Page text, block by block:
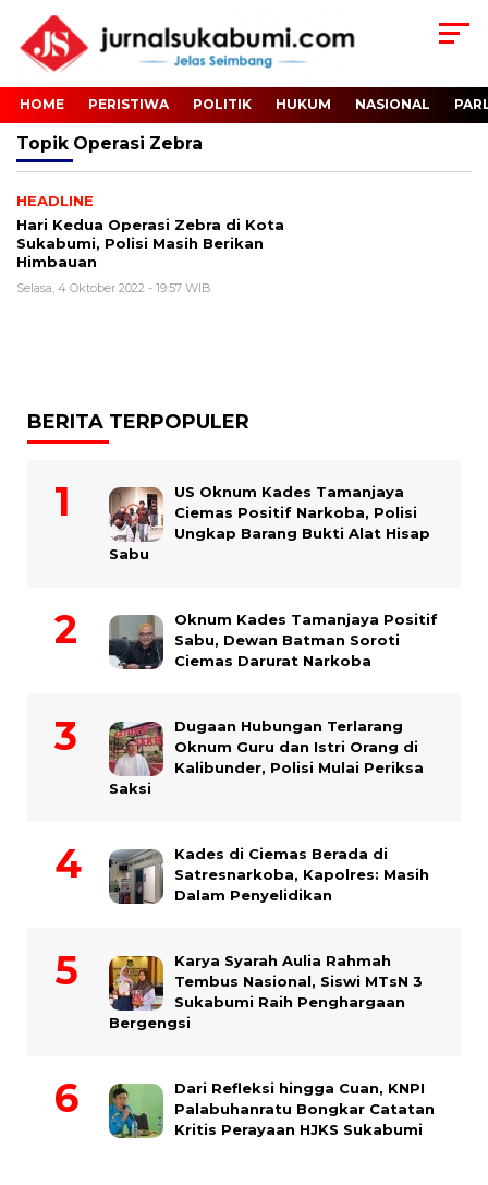
HOME PERISTIWA POLITIK HUKUM NASIONAL
Topik Operasi Zebra
HEADLINE
Hari Kedua Operasi Zebra di Kota
Sukabumi, Polisi Masih Berikan
Himbauan
Selasa, 4 Oktober 2022 - 19:57 WIB
BERITA TERPOPULER
US Oknum Kades Tamanjaya
Ciemas Positif Narkoba, Polisi
Ungkap Barang Bukti Alat Hisap
Sabu
Oknum Kades Tamanjaya Positif
Sabu, Dewan Batman Soroti
Ciemas Darurat Narkoba
Dugaan Hubungan Terlarang
Oknum Guru dan Istri Orang di
Kalibunder, Polisi Mulai Periksa
Saksi
Kades di Ciemas Berada di
Satresnarkoba, Kapolres: Masih
Dalam Penyelidikan
Karya Syarah Aulia Rahmah
Tembus Nasional, Siswi MTsN 3
Sukabumi Raih Penghargaan
Bergengsi
Dari Refleksi hingga Cuan, KNPI
Palabuhanratu Bongkar Catatan
Kritis Perayaan HJKS Sukabumi